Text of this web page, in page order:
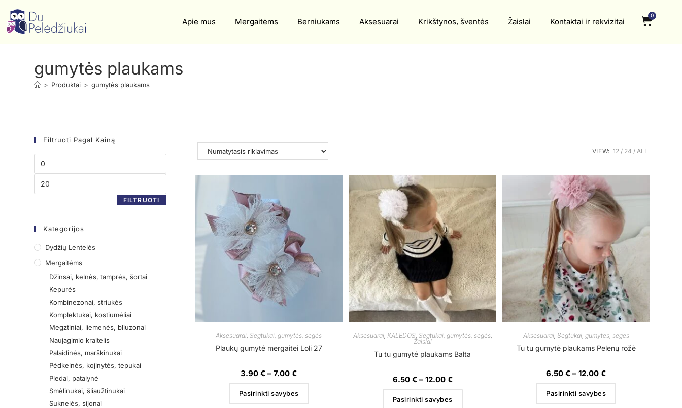
Apie mus Mergaitėms Berniukams Aksesuarai Krikštynos, šventės Žaislai Kontaktai ir rekvizitai
0
gumytės plaukams
> Produktai > gumytės plaukams
Filtruoti Pagal Kainą
FILTRUOTI
Kategorijos
Dydžių Lentelės
Mergaitėms
Džinsai, kelnės, tamprės, šortai
Kepurės
Kombinezonai, striukės
Komplektukai, kostiumėliai
Megztiniai, liemenės, bliuzonai
Naujagimio kraitelis
Palaidinės, marškinukai
Pėdkelnės, kojinytės, tepukai
Pledai, patalynė
Smėlinukai, šliaužtinukai
Suknelės, sijonai
VIEW: 12 24 ALL
Aksesuarai ,Segtukai, gumytės, segės
Plaukų gumytė mergaitei Loli 27
3.90€ – 7.00€
Pasirinkti savybes
Aksesuarai, KALĖDOS Segtukai, gumytės, segės,
Žaislai
Tu tu gumytė plaukams Balta
6.50 € – 12.00 €
Pasirinkti savybes
Aksesuarai, Segtukai, gumytės, segės
Tu tu gumytė plaukams Pelenų rožė
6.50€ – 12.00€
Pasirinkti savybes